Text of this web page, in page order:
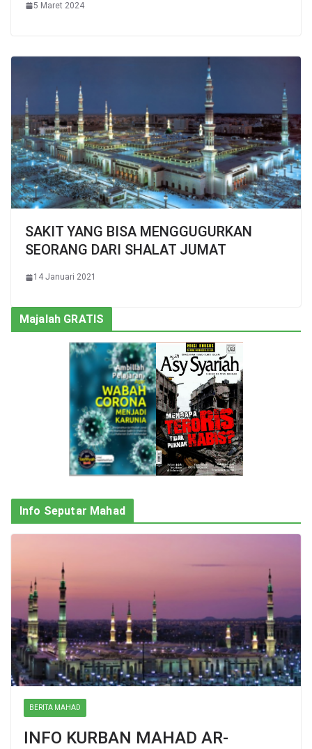
5 Maret 2024
SAKIT YANG BISA MENGGUGURKAN
SEORANG DARI SHALAT JUMAT
14 Januari 2021
Majalah GRATIS
Info Seputar Mahad
BERITA MAHAD
INFO KURBAN MAHAD AR-